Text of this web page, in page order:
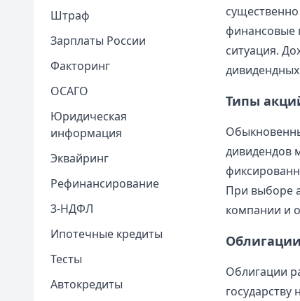
Штраф
Зарплаты России
Факторинг
ОСАГО
Юридическая
информация
Эквайринг
Рефинансирование
3-НДФЛ
Ипотечные кредиты
Тесты
Автокредиты
финансовые
ситуация.
Типы
дивидендов
При выборе
компании и
Облигации
Облигации